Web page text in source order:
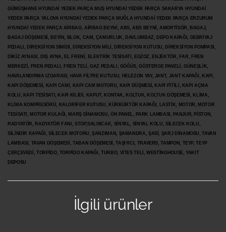
GÜMÜŞHANE HYUNDAİ YEDEK PARÇA MUŞ HYUNDAİ YEDEK PARÇA SAKARYA HYUNDAİ
YEDEK PARÇA YALOVA HYUNDAİ YEDEK PARÇA MUĞLA HYUNDAİ YEDEK PARÇA ERZURUM
HYUNDAİ YEDEK PARÇA AİRBAG, AİRBAG BEYNİ, ABS, ABS BEYNİ, AMORTİSÖR, BAGAJ,
BAGAJ DÖŞEMESİ, BEYİN, BLOK, CAM, ÇAMURLUK, DAVLUMBAZ, DEPO KAPAĞI, DEBRİYAJ
PEDALI, DİREKSİYON SİMİDİ, DİREKSİYON MİLİ, DİREKSİYON KUTUSU, DİREKSİYON POMPASI,
DİKİZ AYNASI, DIŞ AYNA, EL FRENİ, ELEKTRİK TESİSATI, EGZOZ, ENJEKTÖR, FAR, FREN
MERKEZİ, FREN PEDALI, FREN TELİ, GAZ PEDALI, GÖĞÜS, GÖSTERGE PANELİ, GÜNEŞLİK,
HAVALANDIRMA IZGARASI, HAVA FİLTRE KUTUSU, HELEZON YAY, JANT, JANT KAPAĞI, KAPI,
KAPI DÖŞEMESİ, KAPI CAMI, KAPI CAM MOTORU, KAPI DÜŞMESİ, KAPI FİTİLİ, KAPI AÇMA
KOLU, KAPI TESİSATI, KAPI KİLİDİ, KAPUT, KONTAK, KOLTUK, KOLTUK DÖŞEMESİ, KLİMA,
KLİMA KOMPRESÖRÜ, KALORİFER KUTUSU, KÜRBÜRTÖR KAPAĞI, LASTİK, MOTOR, MOTOR
TESİSATI, MOTOR KULAĞI, MARŞ DİNAMOSU, ÖN PANEL, PARK LAMBASI, PANJUR, PİSTON,
RADYATÖR, RADYATÖR FANI, STOP,SALINCAK, SİNYAL, SİNYAL KOLU, SİLECEK KOLU,
SİLİNDİR KAPAĞI, SİLECEK MOTORU, ŞANZIMAN, ŞAMANDRA, ŞASİ, ŞARJ DİNAMOSU, TAVAN
LAMBASI, TAVAN DÖŞEMESİ, TABAN DÖŞEMESİ, TAŞIYICI, TRAVERS, TAMPON, TEYP, TEYP
ÇERÇEVEDİ, TORPİDO, TORPİDO KAPAĞI, TURBO, VİTES TELİ, WESTİNGHOUSE, YAKIT
DEPOSU
İlgili ürünler